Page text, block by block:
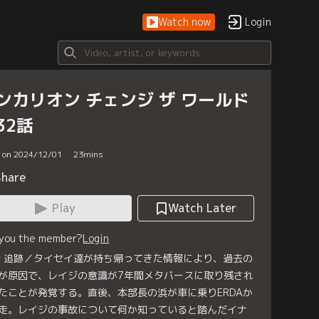
Watch now Login
カリオン チェンジ ザ ワールド
話
2024/12/01 23mins
Play
Watch Later
the member?Login
跡／タイセイ達が持ち帰ってきた情報により、過去の
原因で、レイジの意識が7年間メタバースに取り残され
ことが発覚する。直後、本部長の浜が車に乗りERDAか
。レイジの事故について何か知っていると踏んだイナ